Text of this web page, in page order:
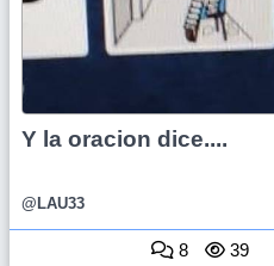
Y la oracion dice....
@LAU33
8 39